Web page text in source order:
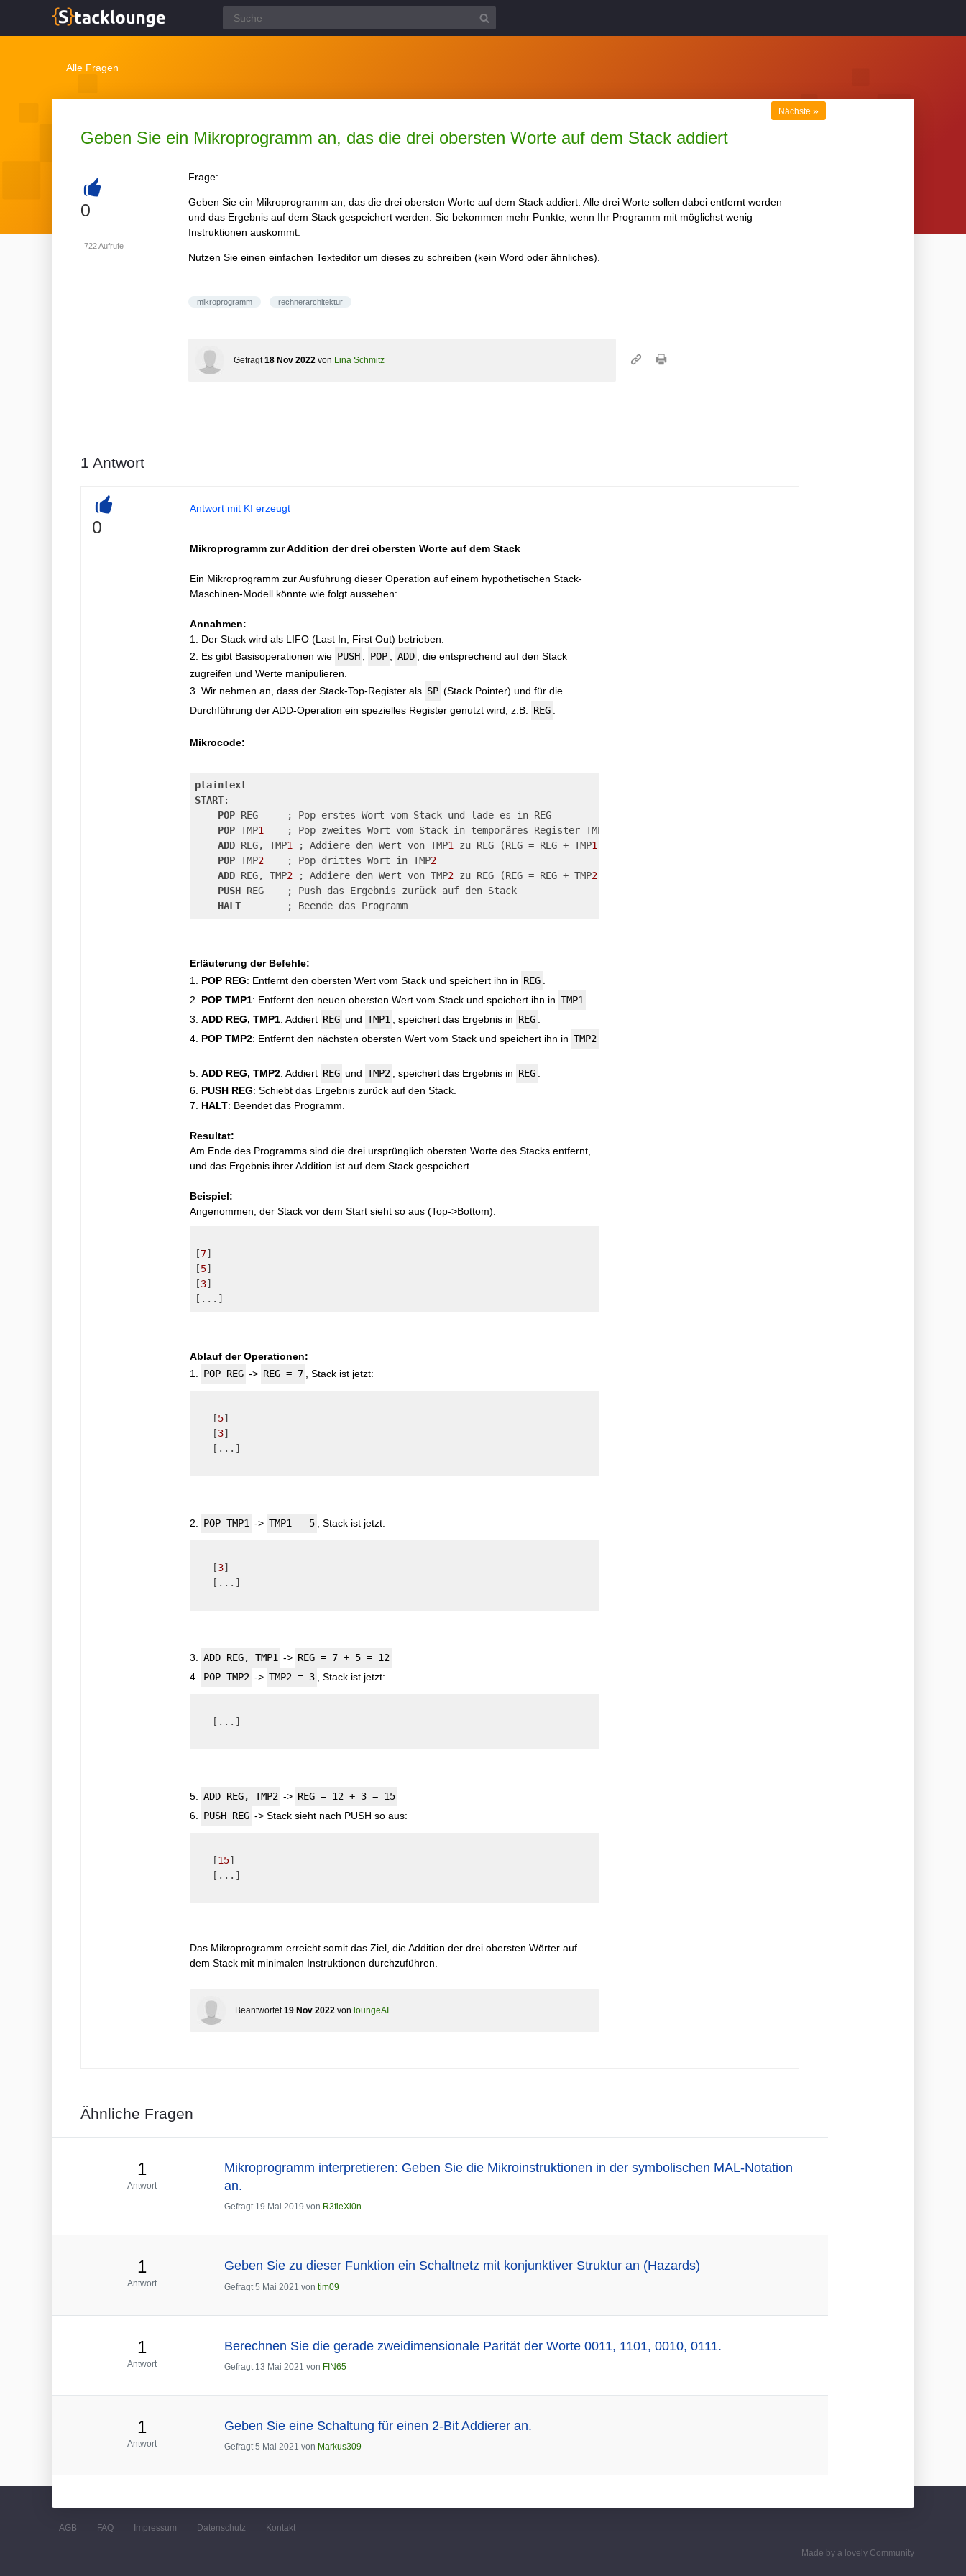
Alle Fragen
Geben Sie ein Mikroprogramm an, das die drei obersten Worte auf dem Stack addiert
Nächste »
+
0
722Aufrufe
Frage:
Geben Sie ein Mikroprogramm an, das die drei obersten Worte auf dem Stack addiert. Alle drei Worte sollen dabei entfernt werden
und das Ergebnis auf dem Stack gespeichert werden. Sie bekommen mehr Punkte, wenn Ihr Programm mit möglichst wenig
Instruktionen auskommt.
Nutzen Sie einen einfachen Texteditor um dieses zu schreiben (kein Word oder ähnliches).
mikroprogramm rechnerarchitektur
Gefragt 18 Nov 2022 von Lina Schmitz
1 Antwort
+
0
Antwort mit KI erzeugt
Mikroprogramm zur Addition der drei obersten Worte auf dem Stack
Ein Mikroprogramm zur Ausführung dieser Operation auf einem hypothetischen Stack-
Maschinen-Modell könnte wie folgt aussehen:
Annahmen:
1. Der Stack wird als LIFO (Last In, First Out) betrieben.
2. Es gibt Basisoperationen wie PUSH POP ADD
, die entsprechend auf den Stack
zugreifen und Werte manipulieren.
3. Wir nehmen an, dass der Stack-Top-Register als SP (Stack Pointer) und für die
Durchführung der ADD-Operation ein spezielles Register genutzt wird, z.B.
REG
Mikrocode:
plaintext
START:
POP REG     ; Pop erstes Wort vom Stack und lade es in REG
POP TMP1
    ; Pop zweites Wort vom Stack in temporäres Register TMP
ADD REG, TMP1 ; Addiere den Wert von TMP1 zu REG (REG = REG + TMP1 )
POP TMP2
    ; Pop drittes Wort in TMP
2
ADD REG, TMP2 ; Addiere den Wert von TMP2 zu REG (REG = REG + TMP2)
PUSH REG    ; Push das Ergebnis zurück auf den Stack
HALT
        ; Beende das Programm
Erläuterung der Befehle:
1. POP REG: Entfernt den obersten Wert vom Stack und speichert ihn in REG
2. POP TMP1: Entfernt den neuen obersten Wert vom Stack und speichert ihn in TMP1
3. ADD REG, TMP1: Addiert REG und TMP1 , speichert das Ergebnis in REG
4. POP TMP2: Entfernt den nächsten obersten Wert vom Stack und speichert ihn in TMP2
5. ADD REG, TMP2: Addiert REG und TMP2 , speichert das Ergebnis in REG
6. PUSH REG: Schiebt das Ergebnis zurück auf den Stack.
7. HALT: Beendet das Programm.
Resultat:
Am Ende des Programms sind die drei ursprünglich obersten Worte des Stacks entfernt,
und das Ergebnis ihrer Addition ist auf dem Stack gespeichert.
Beispiel:
Angenommen, der Stack vor dem Start sieht so aus (Top->Bottom):
[7]
[5]
[3]
Ablauf der Operationen:
1.
POP REG -> REG = 7 , Stack ist jetzt:
   [
5]
   [
3]
   [...]
2. POP TMP1 -> TMP1 = 5 , Stack ist jetzt:
   [
3]
   [...]
3. ADD REG, TMP1 -> REG = 7 + 5 = 12
4.
POP TMP2 -> TMP2 = 3 , Stack ist jetzt:
   [...]
5. ADD REG, TMP2 -> REG = 12 + 3 = 15
6.
PUSH REG -> Stack sieht nach PUSH so aus:
   [
15]
   [...]
Das Mikroprogramm erreicht somit das Ziel, die Addition der drei obersten Wörter auf
dem Stack mit minimalen Instruktionen durchzuführen.
Beantwortet 19 Nov 2022 von loungeAI
Ähnliche Fragen
1
Antwort
Mikroprogramm interpretieren: Geben Sie die Mikroinstruktionen in der symbolischen MAL-Notation
an.
Gefragt 19 Mai 2019 von R3fleXi0n
1
Antwort
Geben Sie zu dieser Funktion ein Schaltnetz mit konjunktiver Struktur an (Hazards)
Gefragt 5 Mai 2021 von tim09
1
Antwort
Berechnen Sie die gerade zweidimensionale Parität der Worte 0011, 1101, 0010, 0111.
Gefragt 13 Mai 2021 von FIN65
1
Antwort
Geben Sie eine Schaltung für einen 2-Bit Addierer an.
Gefragt 5 Mai 2021 von Markus309
AGB FAQ Impressum Datenschutz Kontakt
Made by a lovely Community